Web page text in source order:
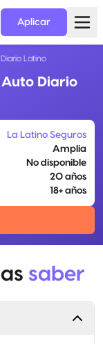
Aplicar
Latino
Diario
La Latino Seguros
Amplia
No disponible
20 años
18+ años
saber